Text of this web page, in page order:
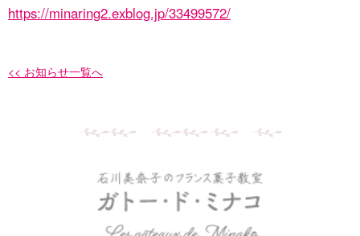
https://minaring2.exblog.jp/33499572/
<< お知らせ一覧へ